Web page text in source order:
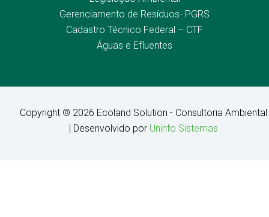
Gerenciamento de Resíduos- PGRS
Cadastro Técnico Federal – CTF
Águas e Efluentes
Copyright © 2026 Ecoland Solution - Consultoria Ambiental
| Desenvolvido por Uninfo Sistemas